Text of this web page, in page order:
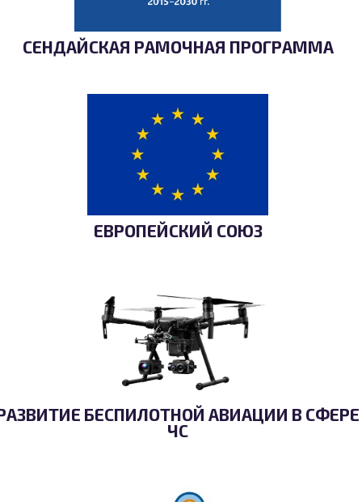
СЕНДАЙСКАЯ РАМОЧНАЯ ПРОГРАММА
ЕВРОПЕЙСКИЙ СОЮЗ
БЕСПИЛОТНОЙ АВИАЦИИ В СФЕРЕ
ЧС